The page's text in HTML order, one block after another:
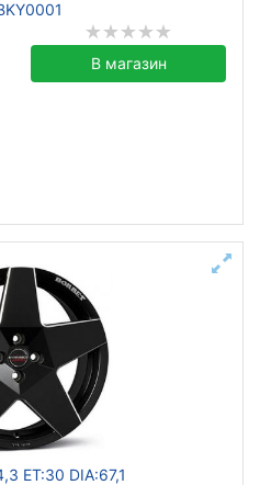
В магазин
ET:30 DIA:67,1
Подобрать